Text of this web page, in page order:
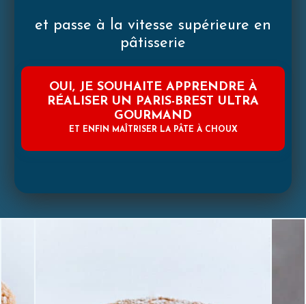
et passe à la vitesse supérieure en
pâtisserie
OUI, JE SOUHAITE APPRENDRE À
RÉALISER UN PARIS-BREST ULTRA
GOURMAND
ET ENFIN MAÎTRISER LA PÂTE À CHOUX